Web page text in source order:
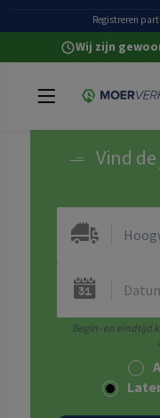
Grote eigen voorraadRegistreren
Wij zijn
Vind